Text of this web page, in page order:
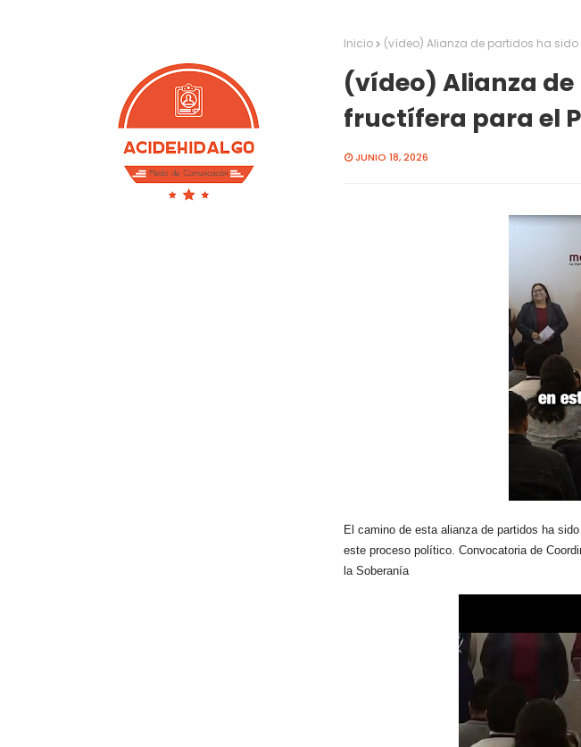
Inicio (vídeo) Alianza de partidos ha
(vídeo) Alianza
fructífera para el
JUNIO 18, 2026
El camino de esta alianza de partidos ha
este proceso político. Convocatoria de
la Soberanía